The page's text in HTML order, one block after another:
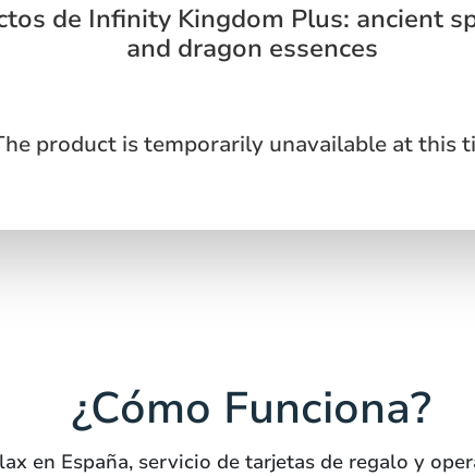
de Infinity Kingdom Plus: ancient
and dragon essences
product is temporarily unavailable at this
¿Cómo Funciona?
en España, servicio de tarjetas de regalo y